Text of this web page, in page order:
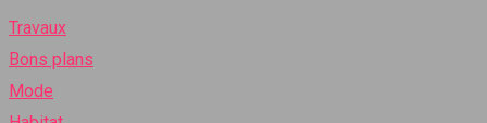
Travaux
Bons plans
Mode